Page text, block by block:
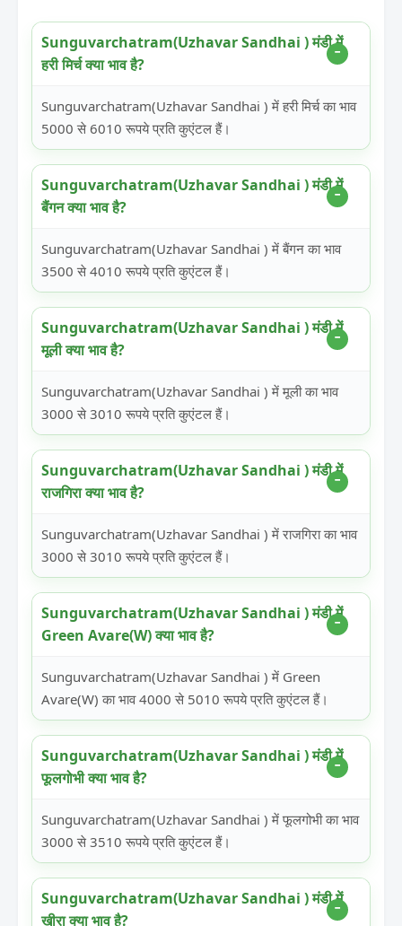
Sunguvarchatram(Uzhavar Sandhai ) मंडी में
हरी मिर्च क्या भाव है?
Sunguvarchatram(Uzhavar Sandhai ) में हरी मिर्च का भाव
5000 से 6010 रूपये प्रति कुएंटल हैं।
Sunguvarchatram(Uzhavar Sandhai ) मंडी में
बैंगन क्या भाव है?
Sunguvarchatram(Uzhavar Sandhai ) में बैंगन का भाव
3500 से 4010 रूपये प्रति कुएंटल हैं।
Sunguvarchatram(Uzhavar Sandhai ) मंडी में
मूली क्या भाव है?
Sunguvarchatram(Uzhavar Sandhai ) में मूली का भाव
3000 से 3010 रूपये प्रति कुएंटल हैं।
Sunguvarchatram(Uzhavar Sandhai ) मंडी में
राजगिरा क्या भाव है?
Sunguvarchatram(Uzhavar Sandhai ) में राजगिरा का भाव
3000 से 3010 रूपये प्रति कुएंटल हैं।
Sunguvarchatram(Uzhavar Sandhai ) मंडी में
Green Avare(W) क्या भाव है?
Sunguvarchatram(Uzhavar Sandhai ) में Green
Avare(W) का भाव 4000 से 5010 रूपये प्रति कुएंटल हैं।
Sunguvarchatram(Uzhavar Sandhai ) मंडी में
फूलगोभी क्या भाव है?
Sunguvarchatram(Uzhavar Sandhai ) में फूलगोभी का भाव
3000 से 3510 रूपये प्रति कुएंटल हैं।
Sunguvarchatram(Uzhavar Sandhai ) मंडी में
खीरा क्या भाव है?